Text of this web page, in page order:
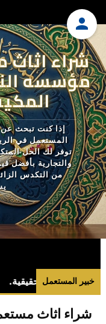
شراء
مؤسسه
إذا كنت تبحث
المستعمل في
توفر لك الحل
والتجارية بأفضل
من التكدس
خبير المستعمل
شراء اثاث